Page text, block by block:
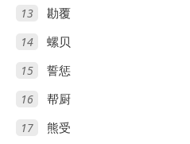
13 勘覆
14 螺贝
15 誓惩
16 帮厨
17 熊受